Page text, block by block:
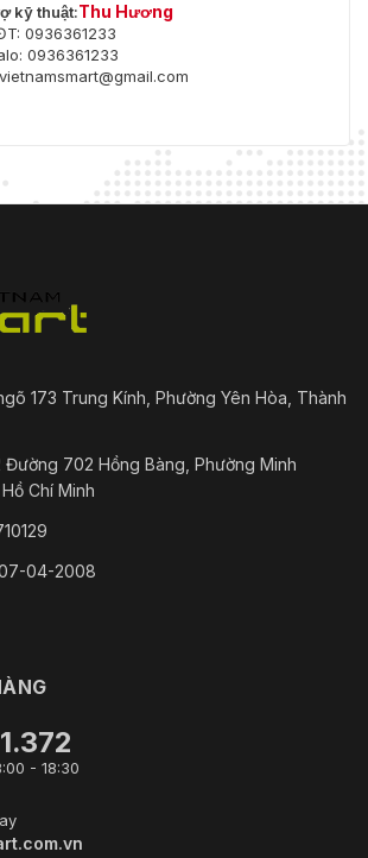
kỹ thuật:Thu Hương
0936361233
0936361233
173 Trung Kính, Phường Yên Hòa, Thành
Đường 702 Hồng Bàng, Phường Minh
Chí Minh
04-2008
- 18:30